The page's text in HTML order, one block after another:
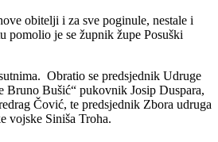
obitelji i za sve poginule, nestale i
pomolio je se župnik župe Posuški
Obratio se predsjednik Udruge
Bruno Bušić“ pukovnik Josip Duspara,
Čović, te predsjednik Zbora udruga
vojske Siniša Troha.